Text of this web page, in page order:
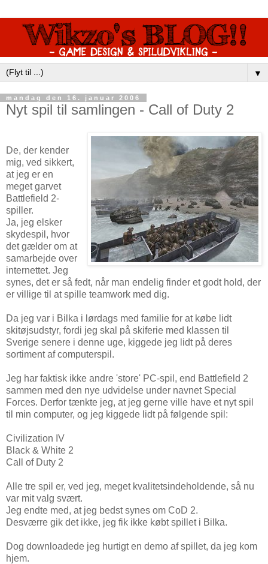
▼
mandag den 16. januar 2006
Nyt spil til samlingen - Call of Duty 2
De, der kender
mig, ved sikkert,
at jeg er en
meget garvet
Battlefield 2-
spiller.
Ja, jeg elsker
skydespil, hvor
det gælder om at
samarbejde over
internettet. Jeg
synes, det er så fedt, når man endelig finder et godt hold, der
er villige til at spille teamwork med dig.
Da jeg var i Bilka i lørdags med familie for at købe lidt
skitøjsudstyr, fordi jeg skal på skiferie med klassen til
Sverige senere i denne uge, kiggede jeg lidt på deres
sortiment af computerspil.
Jeg har faktisk ikke andre 'store' PC-spil, end Battlefield 2
sammen med den nye udvidelse under navnet Special
Forces. Derfor tænkte jeg, at jeg gerne ville have et nyt spil
til min computer, og jeg kiggede lidt på følgende spil:
Civilization IV
Black & White 2
Call of Duty 2
Alle tre spil er, ved jeg, meget kvalitetsindeholdende, så nu
var mit valg svært.
Jeg endte med, at jeg bedst synes om CoD 2.
Desværre gik det ikke, jeg fik ikke købt spillet i Bilka.
Dog downloadede jeg hurtigt en demo af spillet, da jeg kom
hjem.